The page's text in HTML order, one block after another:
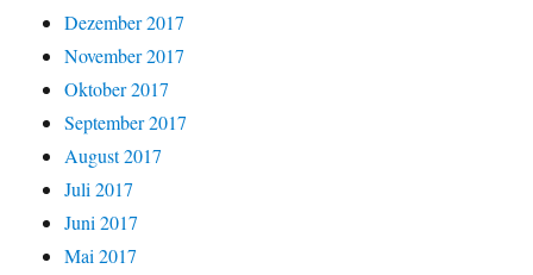
Dezember 2017
November 2017
Oktober 2017
September 2017
August 2017
Juli 2017
Juni 2017
Mai 2017